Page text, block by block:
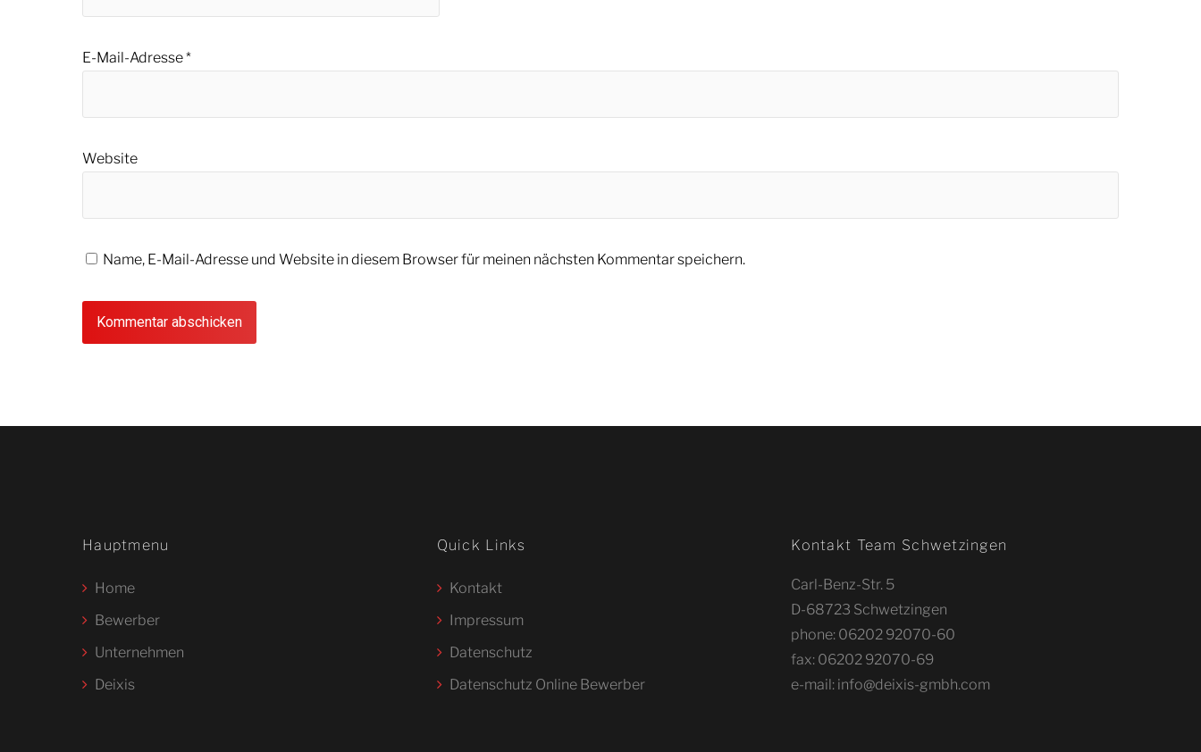
E-Mail-Adresse*
Website
Name, E-Mail-Adresse und Website in diesem Browser für meinen nächsten Kommentar speichern.
Hauptmenu
Home
Bewerber
Unternehmen
Deixis
Quick Links
Kontakt
Impressum
Datenschutz
Datenschutz Online Bewerber
Kontakt Team Schwetzingen
Carl-Benz-Str. 5
D-68723 Schwetzingen
phone: 06202 92070-60
fax: 06202 92070-69
e-mail: info@deixis-gmbh.com